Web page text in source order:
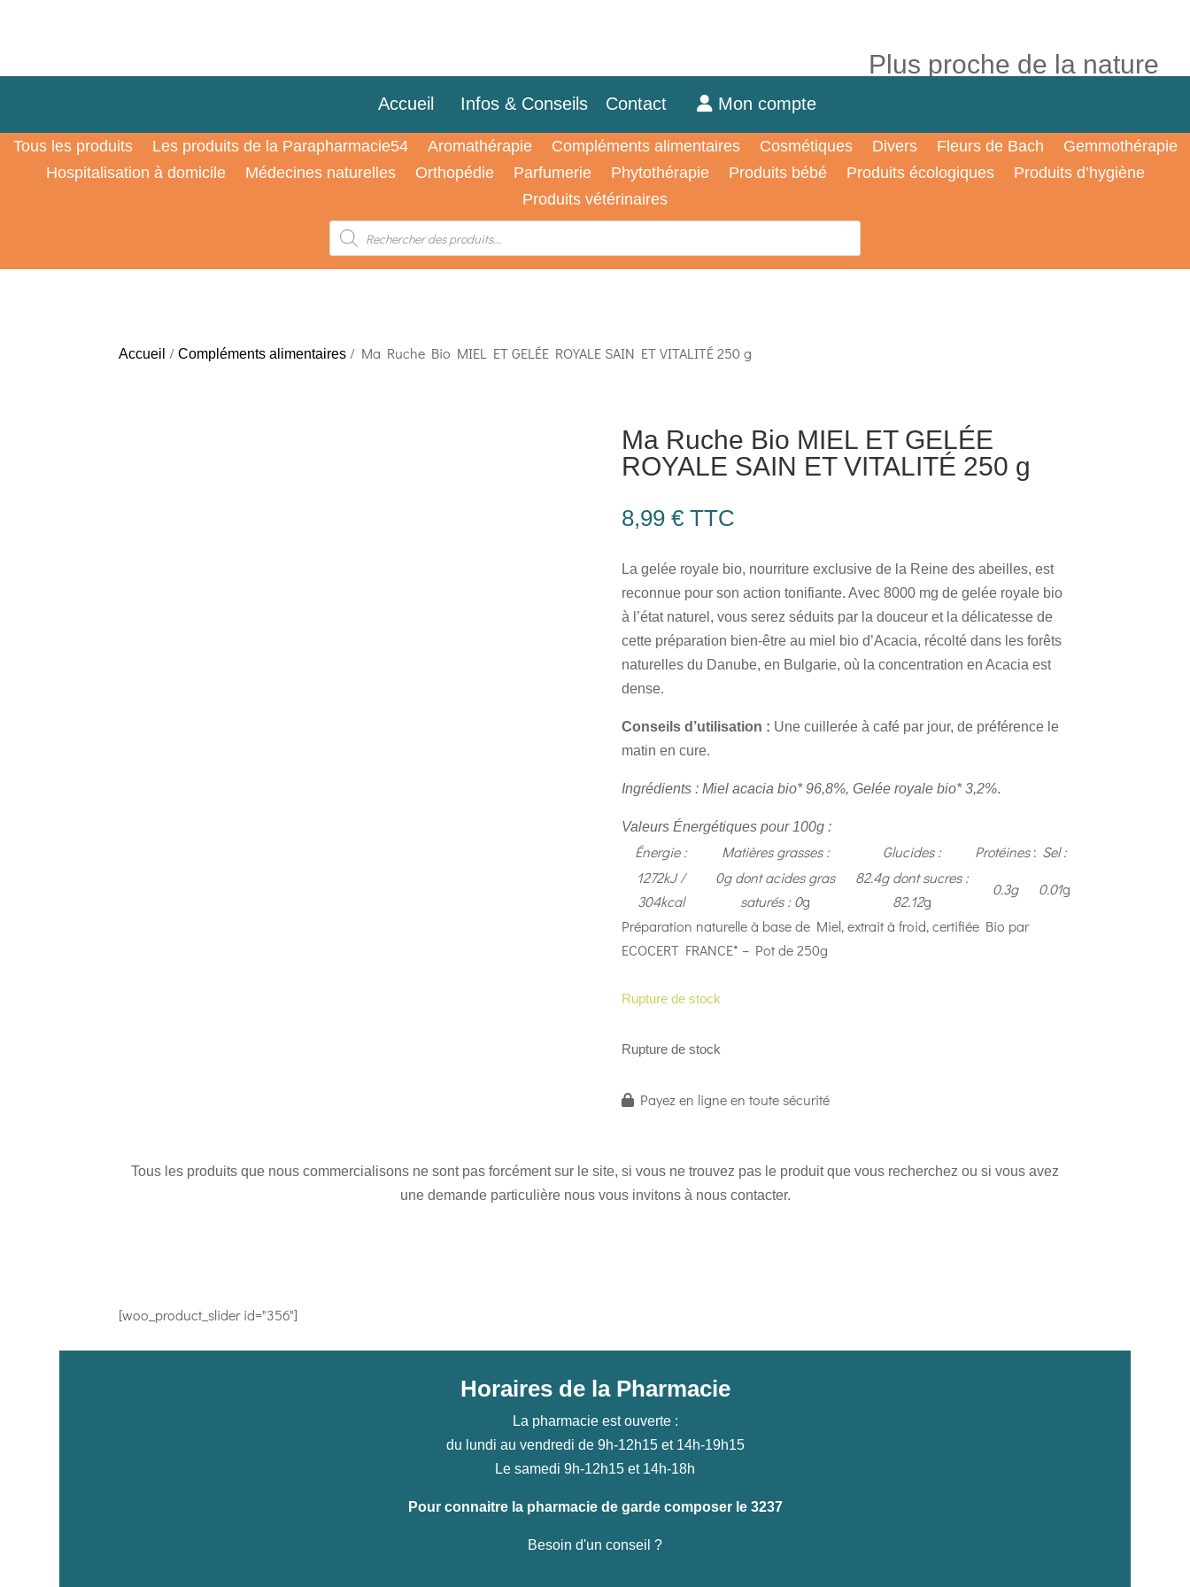
Plus proche de la nature
Accueil Infos & Conseils Contact Mon compte
Tous les produits Les produits de la Parapharmacie54 Aromathérapie Compléments alimentaires Cosmétiques Divers Fleurs de Bach
Gemmothérapie
Hospitalisation à domicile
Médecines naturelles Orthopédie Parfumerie Phytothérapie Produits bébé Produits écologiques
Produits d’hygiène
Produits vétérinaires
Recherche
produits
Accueil /Compléments alimentaires / Ma Ruche Bio MIEL ET GELÉE ROYALE SAIN ET VITALITÉ 250 g
Ma Ruche Bio MIEL ET GELÉE
ROYALE SAIN ET VITALITÉ 250 g
8,99 € TTC
La gelée royale bio, nourriture exclusive de la Reine des abeilles, est
reconnue pour son action tonifiante. Avec 8000 mg de gelée royale bio
à l’état naturel, vous serez séduits par la douceur et la délicatesse de
cette préparation bien-être au miel bio d’Acacia, récolté dans les forêts
naturelles du Danube, en Bulgarie, où la concentration en Acacia est
dense.
Conseils d’utilisation : Une cuillerée à café par jour, de préférence le
matin en cure.
Ingrédients : Miel acacia bio* 96,8%, Gelée royale bio* 3,2%.
Valeurs Énergétiques pour 100g :
Énergie : Matières grasses : Glucides : Protéines: Sel :
1272kJ /
304kcal
0g dont acides gras
saturés : 0g
82.4g dont sucres :
82.12g
0.3g 0.01g
Préparation naturelle à base de Miel, extrait à froid, certifiée Bio par
ECOCERT FRANCE* – Pot de 250g
Rupture de stock
Rupture de stock
Payez en ligne en toute sécurité
Tous les produits que nous commercialisons ne sont pas forcément sur le site, si vous ne trouvez pas le produit que vous recherchez ou si vous avez
une demande particulière nous vous invitons à nous contacter.
[woo_product_slider id="356"]
Horaires de la Pharmacie
La pharmacie est ouverte :
du lundi au vendredi de 9h-12h15 et 14h-19h15
Le samedi 9h-12h15 et 14h-18h
Pour connaitre la pharmacie de garde composer le 3237
Besoin d'un conseil ?